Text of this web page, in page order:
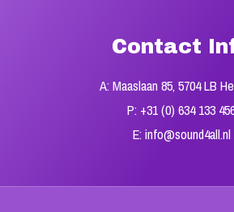
Contact
A: Maaslaan 85, 5704 LB
P: +31 (0) 634 133
E: info@sound4all.nl